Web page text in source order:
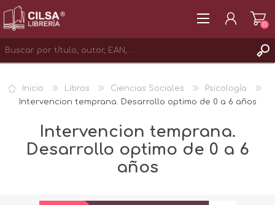
INICIAR SESIÓN
(0)
Inicio Libros Ciencias Sociales
Psicología
Intervencion temprana. Desarrollo optimo de 0 a 6 años
Intervencion temprana.
Desarrollo optimo de 0 a 6
años